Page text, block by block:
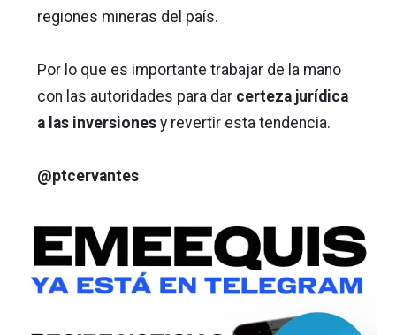
regiones mineras del país.
Por lo que es importante trabajar de la mano
con las autoridades para dar certeza jurídica
a las inversiones y revertir esta tendencia.
@ptcervantes